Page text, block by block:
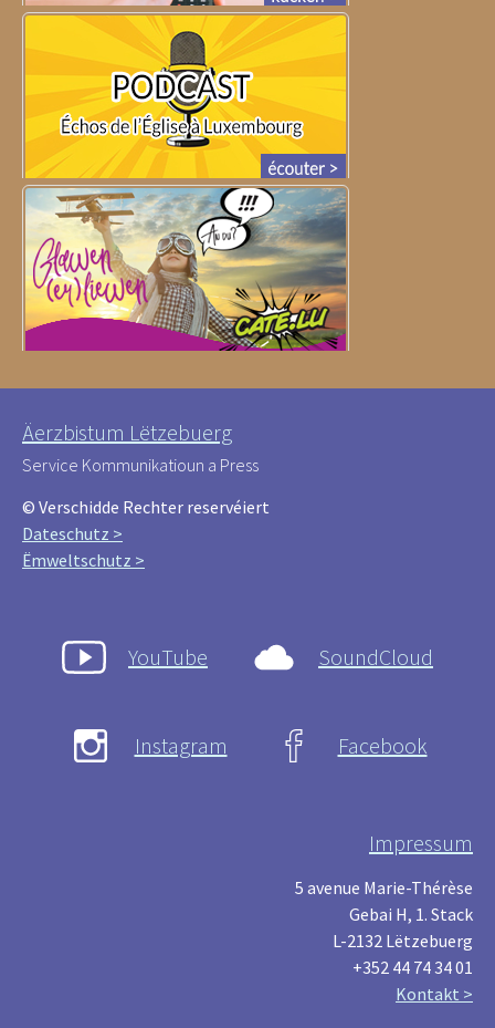
Äerzbistum Lëtzebuerg
Service Kommunikatioun a Press
© Verschidde Rechter reservéiert
Dateschutz >
Ëmweltschutz >
YouTube SoundCloud
Instagram Facebook
Impressum
5 avenue Marie-Thérèse
Gebai H, 1. Stack
L-2132 Lëtzebuerg
+352 44 74 34 01
Kontakt >